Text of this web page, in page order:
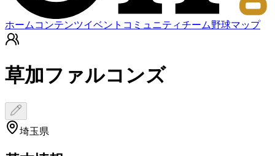
ホーム コンテンツイベント コミュニティチーム野球マップ
草加ファルコンズ
埼玉県